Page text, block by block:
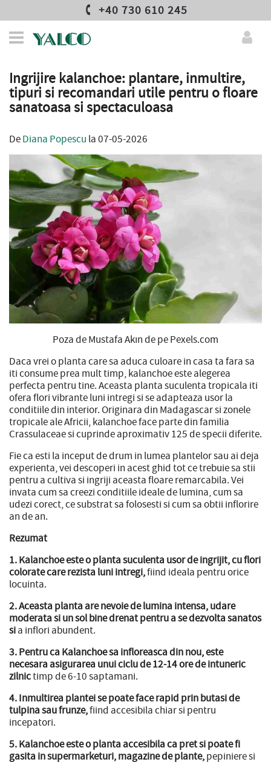
+40 730 610 245
Ingrijire kalanchoe: plantare, inmultire,
tipuri si recomandari utile pentru o floare
sanatoasa si spectaculoasa
DeDiana Popescu la 07-05-2026
Poza de Mustafa Akın de pe Pexels.com
Daca vrei o planta care sa aduca culoare in casa ta fara sa
iti consume prea mult timp, kalanchoe este alegerea
perfecta pentru tine. Aceasta planta suculenta tropicala iti
ofera flori vibrante luni intregi si se adapteaza usor la
conditiile din interior. Originara din Madagascar si zonele
tropicale ale Africii, kalanchoe face parte din familia
Crassulaceae si cuprinde aproximativ 125 de specii diferite.
Fie ca esti la inceput de drum in lumea plantelor sau ai deja
experienta, vei descoperi in acest ghid tot ce trebuie sa stii
pentru a cultiva si ingriji aceasta floare remarcabila. Vei
invata cum sa creezi conditiile ideale de lumina, cum sa
udezi corect, ce substrat sa folosesti si cum sa obtii inflorire
an de an.
Rezumat
1. Kalanchoe este o planta suculenta usor de ingrijit, cu flori
colorate care rezista luni intregi,fiind ideala pentru orice
locuinta.
2. Aceasta planta are nevoie de lumina intensa, udare
moderata si un sol bine drenat pentru a se dezvolta sanatos
sia inflori abundent.
3. Pentru ca Kalanchoe sa infloreasca din nou, este
necesara asigurarea unui ciclu de 12-14 ore de intuneric
zilnictimp de 6-10 saptamani.
4. Inmultirea plantei se poate face rapid prin butasi de
tulpina sau frunze,fiind accesibila chiar si pentru
incepatori.
5. Kalanchoe este o planta accesibila ca pret si poate fi
gasita in supermarketuri, magazine de plante,pepiniere si